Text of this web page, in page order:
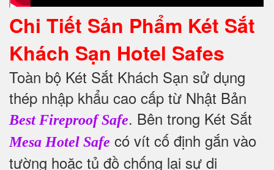
Chi Tiết Sản Phẩm Két Sắt
Khách Sạn Hotel Safes
Toàn bộ Két Sắt Khách Sạn sử dụng
thép nhập khẩu cao cấp từ Nhật Bản
Best Fireproof Safe. Bên trong Két Sắt
Mesa Hotel Safe có vít cố định gắn vào
tường hoặc tủ đồ chống lại sự di